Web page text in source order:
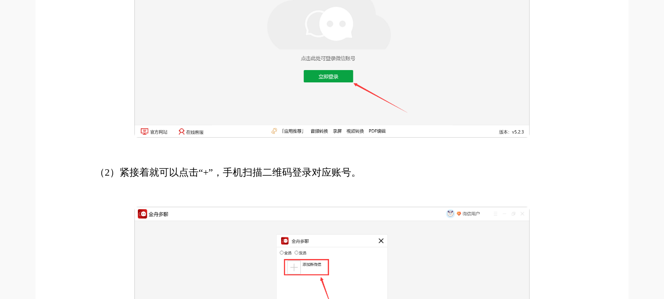
（2）紧接着就可以点击“+”，手机扫描二维码登录对应账号。